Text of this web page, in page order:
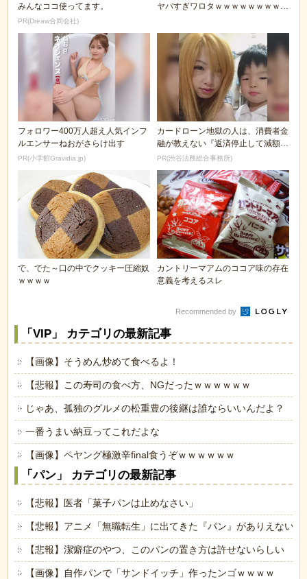
みんなココ使ってます。
PR(Dreaw合同会社)
ヤバすぎワロタｗｗｗｗｗｗｗｗｗ
フォロワー400万人超え人気インフ
ルエンサーねおがさらけ出す
PR(小学館Gravidia.jp)
カードローン地獄の人は、消費者金
融が教えない『返済停止して減額・
免除する方法』で...
PR(渋谷法務総合事務所)
で、でた～口の中でクッキー圧縮奴
ｗｗｗｗ
カントリーマアムのココア味の存在
意義を考えるスレ
Recommended by
「VIP」 カテゴリの最新記事
【画像】そうめん炒めて食べるよ！
【悲報】この寿司の食べ方、NGだったｗｗｗｗｗｗ
じゃあ、孤独のグルメの松重豊の後継は誰ならいいんだよ？
一番うまい納豆ってこれだよな
【画像】ペヤング極激辛final食うぞｗｗｗｗｗｗ
「パン」 カテゴリの最新記事
【悲報】医者「菓子パンは止めなさい」
【悲報】アニメ「無職転生」に出てきた『パン』がありえない
【悲報】潔癖症のやつ、このパンの置き方は許せないらしい
【画像】自作パンで「サンドイッチ」作ったンゴｗｗｗｗ